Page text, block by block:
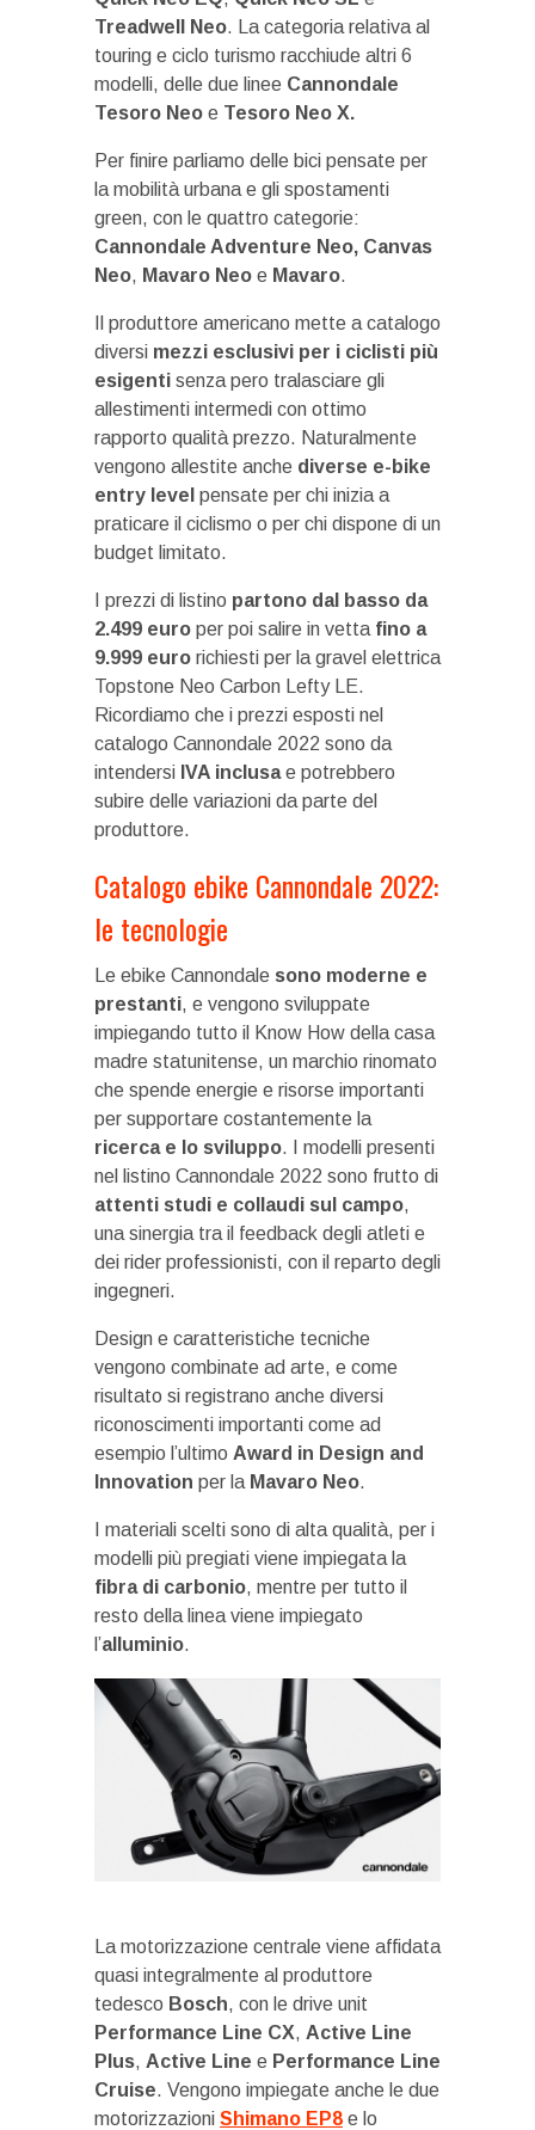
Treadwell Neo. La categoria relativa al
touring e ciclo turismo racchiude altri 6
modelli, delle due linee Cannondale
Tesoro Neo e Tesoro Neo X.
Per finire parliamo delle bici pensate per
la mobilità urbana e gli spostamenti
green, con le quattro categorie:
Cannondale Adventure Neo, Canvas
Neo, Mavaro Neo e Mavaro.
Il produttore americano mette a catalogo
diversi mezzi esclusivi per i ciclisti più
esigenti senza pero tralasciare gli
allestimenti intermedi con ottimo
rapporto qualità prezzo. Naturalmente
vengono allestite anche diverse e-bike
entry level pensate per chi inizia a
praticare il ciclismo o per chi dispone di un
budget limitato.
I prezzi di listino partono dal basso da
2.499 euro per poi salire in vetta fino a
9.999 euro richiesti per la gravel elettrica
Topstone Neo Carbon Lefty LE.
Ricordiamo che i prezzi esposti nel
catalogo Cannondale 2022 sono da
intendersi IVA inclusae potrebbero
subire delle variazioni da parte del
produttore.
Catalogo ebike Cannondale 2022:
le tecnologie
Le ebike Cannondale sono moderne e
prestanti, e vengono sviluppate
impiegando tutto il Know How della casa
madre statunitense, un marchio rinomato
che spende energie e risorse importanti
per supportare costantemente la
ricerca e lo sviluppo. I modelli presenti
nel listino Cannondale 2022 sono frutto di
attenti studi e collaudi sul campo,
una sinergia tra il feedback degli atleti e
dei rider professionisti, con il reparto degli
ingegneri.
Design e caratteristiche tecniche
vengono combinate ad arte, e come
risultato si registrano anche diversi
riconoscimenti importanti come ad
esempio l’ultimo Award in Design and
Innovation per la Mavaro Neo.
I materiali scelti sono di alta qualità, per i
modelli più pregiati viene impiegata la
fibra di carbonio, mentre per tutto il
resto della linea viene impiegato
l’alluminio.
La motorizzazione centrale viene affidata
quasi integralmente al produttore
tedesco Bosch, con le drive unit
Performance Line CX, Active Line
Plus, Active Line e Performance Line
Cruise. Vengono impiegate anche le due
motorizzazioni Shimano EP8 e lo